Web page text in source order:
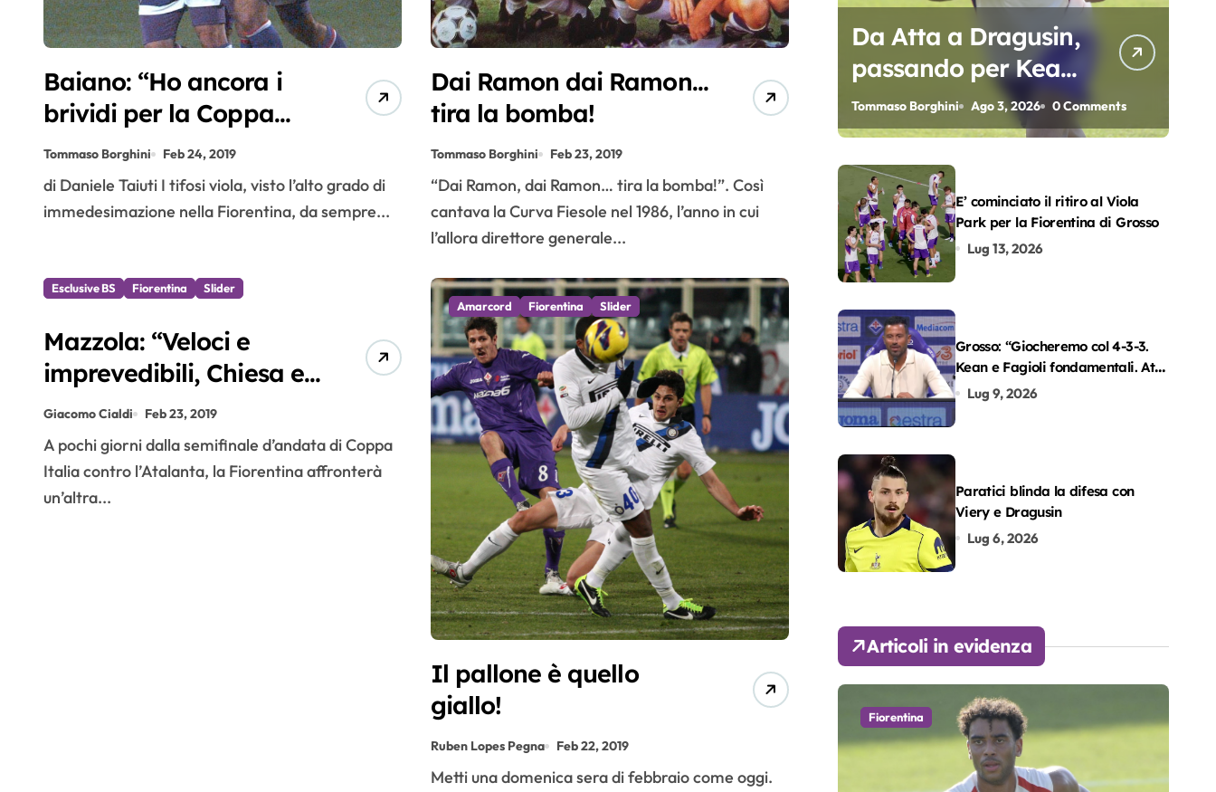
Baiano: “Ho ancora i
brividi per la Coppa
Italia alzata a Firenze…
e quel gol al Da Luz…”
Tommaso Borghini Feb 24, 2019
di Daniele Taiuti I tifosi viola, visto l’alto grado di
immedesimazione nella Fiorentina, da sempre...
Dai Ramon dai Ramon…
tira la bomba!
Tommaso Borghini Feb 23, 2019
“Dai Ramon, dai Ramon… tira la bomba!”. Così
cantava la Curva Fiesole nel 1986, l’anno in cui
l’allora direttore generale...
Esclusive BS Fiorentina Slider
Mazzola: “Veloci e
imprevedibili, Chiesa e
Muriel grande coppia!”
Giacomo Cialdi Feb 23, 2019
A pochi giorni dalla semifinale d’andata di Coppa
Italia contro l’Atalanta, la Fiorentina affronterà
un’altra...
Amarcord Fiorentina Slider
Il pallone è quello
giallo!
Ruben Lopes Pegna Feb 22, 2019
Metti una domenica sera di febbraio come oggi.
Da Atta a Dragusin,
passando per Kean
e Piccoli. A chi gli
oscar del
precampionato?
Tommaso Borghini Ago 3, 2026 0 Comments
E’ cominciato il ritiro al Viola
Park per la Fiorentina di Grosso
Lug 13, 2026
Grosso: “Giocheremo col 4-3-3.
Kean e Fagioli fondamentali. Atta
grande colpo”
Lug 9, 2026
Paratici blinda la difesa con
Viery e Dragusin
Lug 6, 2026
Articoli in evidenza
Fiorentina